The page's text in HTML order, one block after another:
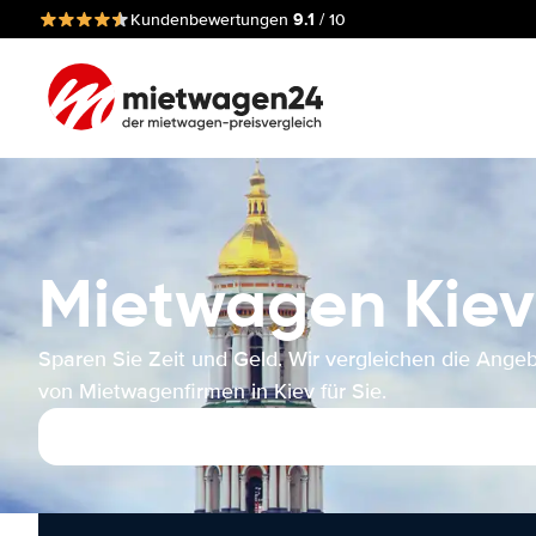
Kundenbewertungen 9.1 / 10
Mietwagen Kiev
Sparen Sie Zeit und Geld. Wir vergleichen die
von Mietwagenfirmen in Kiev für Sie.